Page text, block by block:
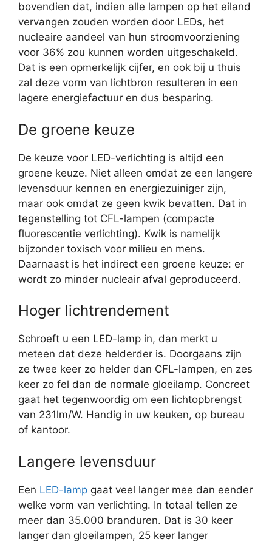
bovendien dat, indien alle lampen op het eiland
vervangen zouden worden door LEDs, het
nucleaire aandeel van hun stroomvoorziening
voor 36% zou kunnen worden uitgeschakeld.
Dat is een opmerkelijk cijfer, en ook bij u thuis
zal deze vorm van lichtbron resulteren in een
lagere energiefactuur en dus besparing.
De groene keuze
De keuze voor LED-verlichting is altijd een
groene keuze. Niet alleen omdat ze een langere
levensduur kennen en energiezuiniger zijn,
maar ook omdat ze geen kwik bevatten. Dat in
tegenstelling tot CFL-lampen (compacte
fluorescentie verlichting). Kwik is namelijk
bijzonder toxisch voor milieu en mens.
Daarnaast is het indirect een groene keuze: er
wordt zo minder nucleair afval geproduceerd.
Hoger lichtrendement
Schroeft u een LED-lamp in, dan merkt u
meteen dat deze helderder is. Doorgaans zijn
ze twee keer zo helder dan CFL-lampen, en zes
keer zo fel dan de normale gloeilamp. Concreet
gaat het tegenwoordig om een lichtopbrengst
van 231lm/W. Handig in uw keuken, op bureau
of kantoor.
Langere levensduur
Een LED-lamp gaat veel langer mee dan eender
welke vorm van verlichting. In totaal tellen ze
meer dan 35.000 branduren. Dat is 30 keer
langer dan gloeilampen, 25 keer langer